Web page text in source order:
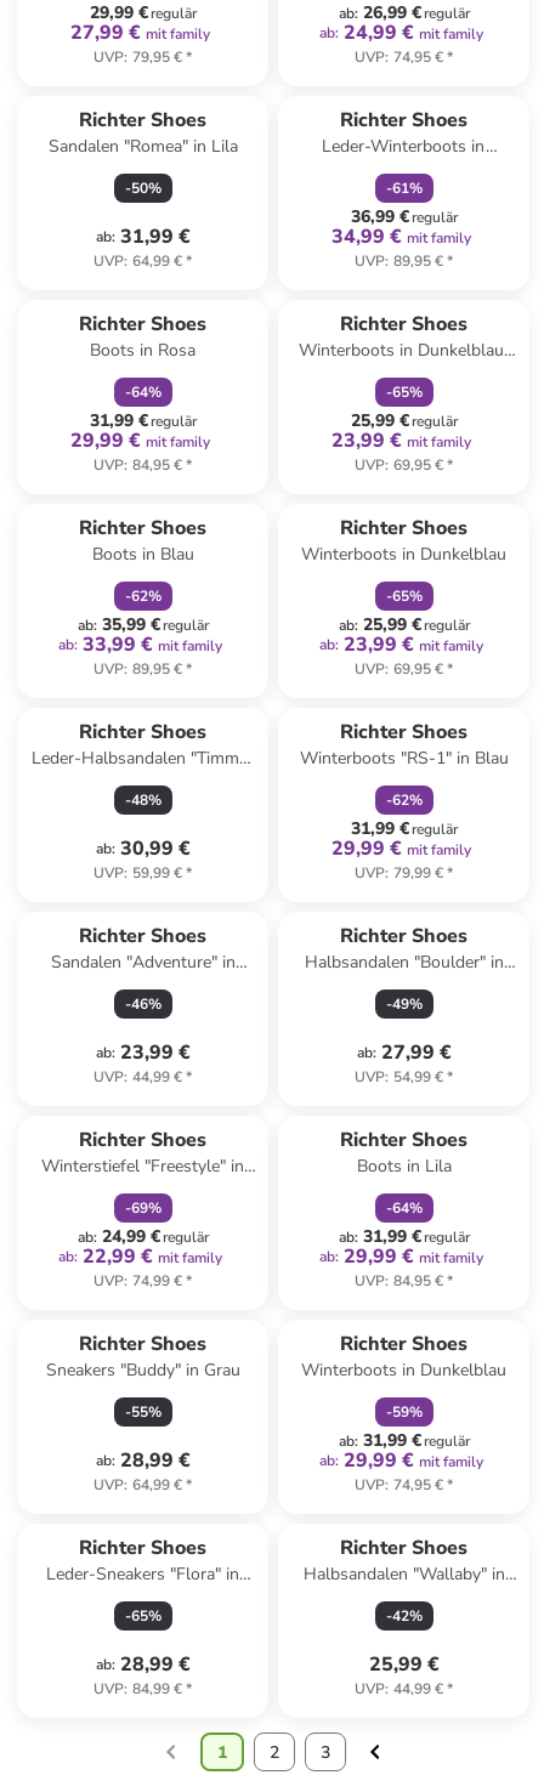
29,99 €regulär
27,99 € mit family
UVP: 79,95 €*
ab: 26,99 €regulär
ab: 24,99 € mit family
UVP: 74,95 €*
Richter Shoes
Sandalen "Romea" in Lila
-50%
ab: 31,99 €
UVP: 64,99 €*
Richter Shoes
Leder-Winterboots in
Dunkelblau
-61%
36,99 €regulär
34,99 € mit family
UVP: 89,95 €*
Richter Shoes
Boots in Rosa
-64%
31,99 €regulär
29,99 € mit family
UVP: 84,95 €*
Richter Shoes
Winterboots in Dunkelblau/
Orange
-65%
25,99 €regulär
23,99 € mit family
UVP: 69,95 €*
Richter Shoes
Boots in Blau
-62%
ab: 35,99 €regulär
ab: 33,99 € mit family
UVP: 89,95 €*
Richter Shoes
Winterboots in Dunkelblau
-65%
ab: 25,99 €regulär
ab: 23,99 € mit family
UVP: 69,95 €*
Richter Shoes
Leder-Halbsandalen "Timmy"
in Lila
-48%
ab: 30,99 €
UVP: 59,99 €*
Richter Shoes
Winterboots "RS-1" in Blau
-62%
31,99 €regulär
29,99 € mit family
UVP: 79,99 €*
Richter Shoes
Sandalen "Adventure" in
Schwarz
-46%
ab: 23,99 €
UVP: 44,99 €*
Richter Shoes
Halbsandalen "Boulder" in
Blau
-49%
ab: 27,99 €
UVP: 54,99 €*
Richter Shoes
Winterstiefel "Freestyle" in
Anthrazit
-69%
ab: 24,99 €regulär
ab: 22,99 € mit family
UVP: 74,99 €*
Richter Shoes
Boots in Lila
-64%
ab: 31,99 €regulär
ab: 29,99 € mit family
UVP: 84,95 €*
Richter Shoes
Sneakers "Buddy" in Grau
-55%
ab: 28,99 €
UVP: 64,99 €*
Richter Shoes
Winterboots in Dunkelblau
-59%
ab: 31,99 €regulär
ab: 29,99 € mit family
UVP: 74,95 €*
Richter Shoes
Leder-Sneakers "Flora" in
Blau/ Rosa
-65%
ab: 28,99 €
UVP: 84,99 €*
Richter Shoes
Halbsandalen "Wallaby" in
Dunkelblau
-42%
25,99 €
UVP: 44,99 €*
1 2 3